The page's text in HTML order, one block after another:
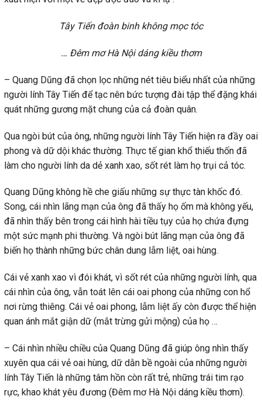
Tây Tiến đoàn binh không mọc tóc
… Đêm mơ Hà Nội dáng kiều thơm
– Quang Dũng đã chọn lọc những nét tiêu biểu nhất của những
người lính Tây Tiến để tạc nên bức tượng đài tập thể đặng khái
quát những gương mặt chung của cả đoàn quân.
Qua ngòi bút của ông, những người lính Tây Tiến hiện ra đầy oai
phong và dữ dội khác thường. Thực tế gian khổ thiếu thốn đã
làm cho người lính da dẻ xanh xao, sốt rét làm họ trụi cả tóc.
Quang Dũng không hề che giấu những sự thực tàn khốc đó.
Song, cái nhìn lãng mạn của ông đã thấy họ ốm mà không yếu,
đã nhìn thấy bên trong cái hình hài tiều tụy của họ chứa đựng
một sức mạnh phi thường. Và ngòi bút lãng mạn của ông đã
biến họ thành những bức chân dung lẫm liệt, oai hùng.
Cái vẻ xanh xao vì đói khát, vì sốt rét của những người lính, qua
cái nhìn của ông, vẫn toát lên cái oai phong của những con hổ
nơi rừng thiêng. Cái vẻ oai phong, lẫm liệt ấy còn được thể hiện
quan ánh mắt giận dữ (mắt trừng gửi mộng) của họ …
– Cái nhìn nhiều chiều của Quang Dũng đã giúp ông nhìn thấy
xuyên qua cái vẻ oai hùng, dữ dằn bề ngoài của những người
lính Tây Tiến là những tâm hồn còn rất trẻ, những trái tim rạo
rực, khao khát yêu đương (Đêm mơ Hà Nội dáng kiều thơm).